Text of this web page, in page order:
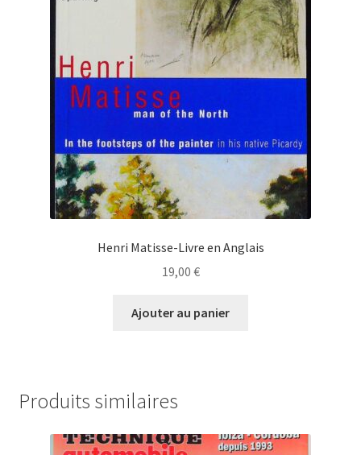
Henri Matisse-Livre en Anglais
19,00 €
Ajouter au panier
Produits similaires